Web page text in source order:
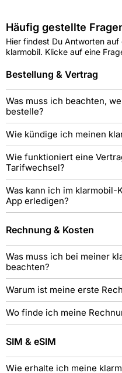
Häufig gestellte
Hier findest Du Antworten
klarmobil. Klicke auf eine
Bestellung & Vertrag
Was muss ich beachten,
bestelle?
Wie kündige ich meinen
Wie funktioniert eine
Tarifwechsel?
Was kann ich im klarmobil-
App erledigen?
Rechnung & Kosten
Was muss ich bei meiner
beachten?
Warum ist meine erste
Wo finde ich meine
SIM & eSIM
Wie erhalte ich meine